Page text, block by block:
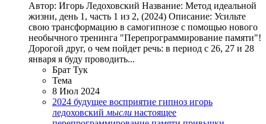
Автор: Игорь Ледоховский Название: Метод идеальной
жизни, день 1, часть 1 из 2, (2024) Описание: Усильте
свою трансформацию в самогипнозе с помощью нового
необычного тренинга "Перепрограммирование памяти"!
Дорогой друг, о чем пойдет речь: в период с 26, 27 и 28
января я буду проводить...
Брат Тук
Тема
8 Июл 2024
2024 будущее восприятие гипноз игорь
ледоховский мысли настоящее